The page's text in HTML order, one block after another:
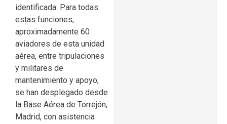
identificada. Para todas
estas funciones,
aproximadamente 60
aviadores de esta unidad
aérea, entre tripulaciones
y militares de
mantenimiento y apoyo,
se han desplegado desde
la Base Aérea de Torrejón,
Madrid, con asistencia